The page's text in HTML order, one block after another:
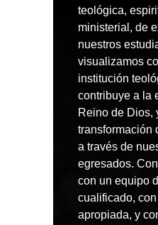
teológica,
ministerial, de
nuestros
visualizamos
institución
contribuye a la
Reino de Dios,
transformación
a través de
egresados.
con un equipo
cualificado,
apropiada, y